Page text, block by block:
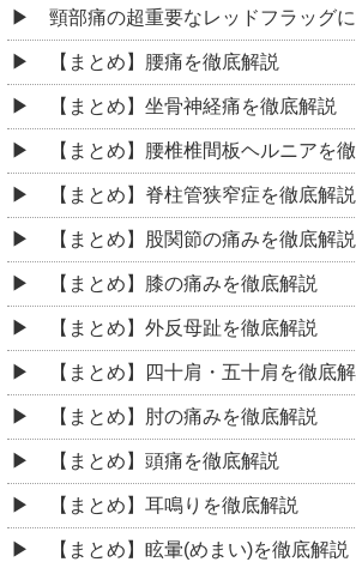
頸部痛の超重要なレッドフラッグ
【まとめ】腰痛を徹底解説
【まとめ】坐骨神経痛を徹底解説
【まとめ】腰椎椎間板ヘルニアを
【まとめ】脊柱管狭窄症を徹底解説
【まとめ】股関節の痛みを徹底解説
【まとめ】膝の痛みを徹底解説
【まとめ】外反母趾を徹底解説
【まとめ】四十肩・五十肩を徹底
【まとめ】肘の痛みを徹底解説
【まとめ】頭痛を徹底解説
【まとめ】耳鳴りを徹底解説
【まとめ】眩暈(めまい)を徹底解説